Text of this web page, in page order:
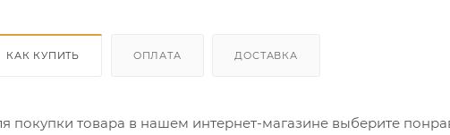
КАК КУПИТЬ ОПЛАТА ДОСТАВКА
покупки товара в нашем интернет-магазине выберите